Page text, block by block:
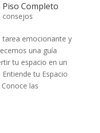
Completo
consejos
tarea emocionante y
una guía
tu espacio en un
tu Espacio
las